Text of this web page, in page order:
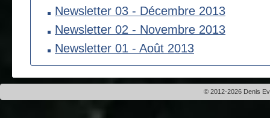
Newsletter 03 - Décembre 2013
Newsletter 02 - Novembre 2013
Newsletter 01 - Août 2013
© 2012-2026 Denis